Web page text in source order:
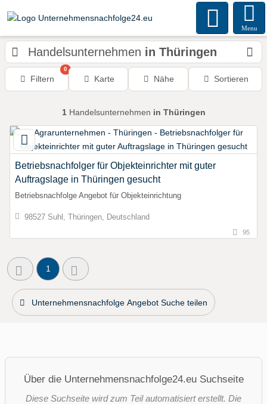
Menu
Handelsunternehmen in Thüringen
Filtern
0
Karte Nähe Sortieren
1Handelsunternehmen in Thüringen
Betriebsnachfolger für Objekteinrichter mit guter
Auftragslage in Thüringen gesucht
Betriebsnachfolge Angebot für Objekteinrichtung
98527 Suhl, Thüringen, Deutschland
95
1
Unternehmensnachfolge Angebot Suche teilen
Über die Unternehmensnachfolge24.eu Suchseite
Diese Suchseite wird zum Teil automatisiert erstellt. Die